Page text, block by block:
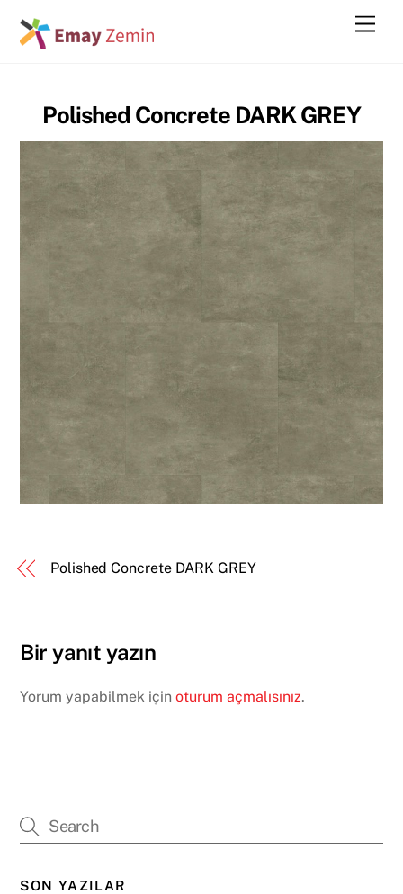
Polished Concrete DARK GREY
Polished Concrete DARK GREY
Bir yanıt yazın
Yorum yapabilmek içinoturum açmalısınız.
SON YAZILAR